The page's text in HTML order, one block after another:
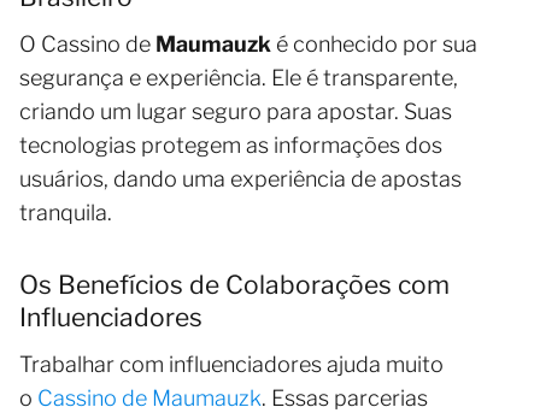
O Cassino de Maumauzk é conhecido por sua
segurança e experiência. Ele é transparente,
criando um lugar seguro para apostar. Suas
tecnologias protegem as informações dos
usuários, dando uma experiência de apostas
tranquila.
Os Benefícios de Colaborações com
Influenciadores
Trabalhar com influenciadores ajuda muito
o Cassino de Maumauzk. Essas parcerias